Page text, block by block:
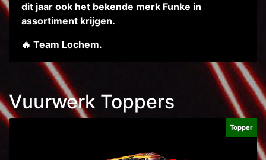
dit jaar ook het bekende merk Funke in
assortiment krijgen.
🔥 Team Lochem.
Vuurwerk Toppers
Topper